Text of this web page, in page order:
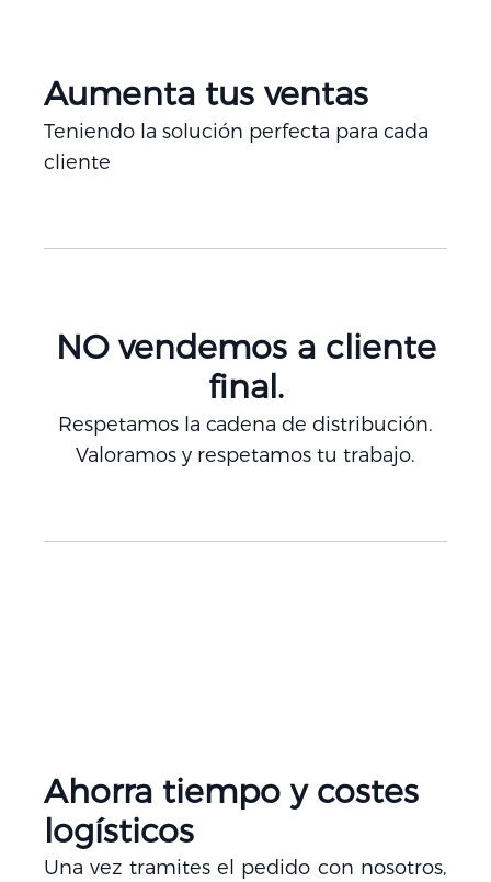
Aumenta tus ventas
Teniendo la solución perfecta para cada
cliente
NO vendemos a cliente
final.
Respetamos la cadena de distribución.
Valoramos y respetamos tu trabajo.
Ahorra tiempo y costes
logísticos
Una vez tramites el pedido con nosotros,